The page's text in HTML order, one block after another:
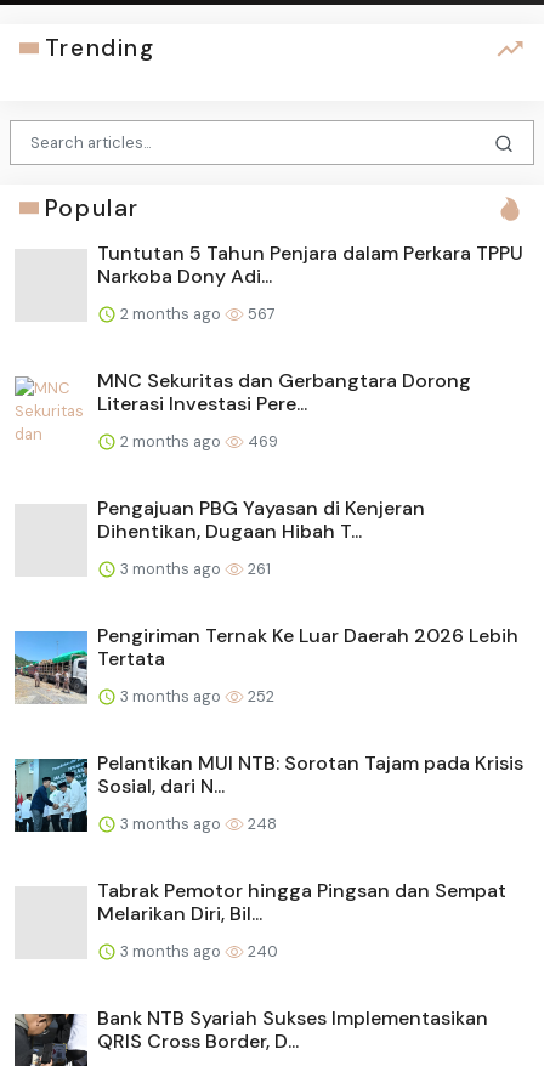
Trending
Popular
Tuntutan 5 Tahun Penjara dalam Perkara TPPU
Narkoba Dony Adi...
2 months ago 567
MNC Sekuritas dan Gerbangtara Dorong
Literasi Investasi Pere...
2 months ago 469
Pengajuan PBG Yayasan di Kenjeran
Dihentikan, Dugaan Hibah T...
3 months ago 261
Pengiriman Ternak Ke Luar Daerah 2026 Lebih
Tertata
3 months ago 252
Pelantikan MUI NTB: Sorotan Tajam pada Krisis
Sosial, dari N...
3 months ago 248
Tabrak Pemotor hingga Pingsan dan Sempat
Melarikan Diri, Bil...
3 months ago 240
Bank NTB Syariah Sukses Implementasikan
QRIS Cross Border, D...